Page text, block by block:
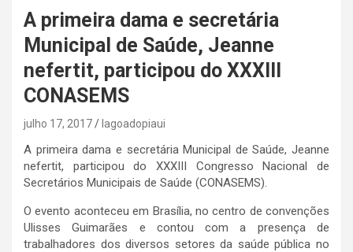
A primeira dama e secretária
Municipal de Saúde, Jeanne
nefertit, participou do XXXIII
CONASEMS
julho 17, 2017 lagoadopiaui
A primeira dama e secretária Municipal de Saúde, Jeanne
nefertit, participou do XXXIII Congresso Nacional de
Secretários Municipais de Saúde (CONASEMS).
O evento aconteceu em Brasília, no centro de convenções
Ulisses Guimarães e contou com a presença de
trabalhadores dos diversos setores da saúde pública no